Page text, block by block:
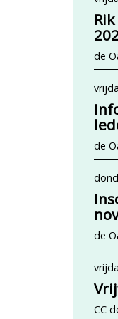
de
de
de
CC